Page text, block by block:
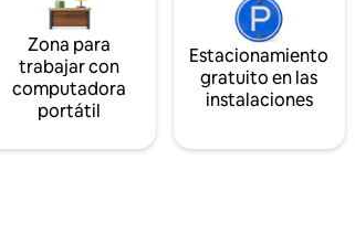
Zona para
trabajar con
computadora
portátil
Estacionamiento
gratuito en las
instalaciones